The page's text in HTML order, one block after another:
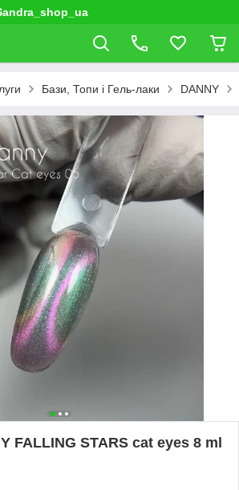
Бази, Топи і Гель-лаки DANNY
FALLING STARS cat eyes 8 ml